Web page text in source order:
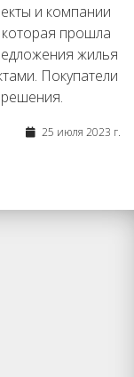
и компании
прошла
жилья
Покупатели
25 июля 2023 г.